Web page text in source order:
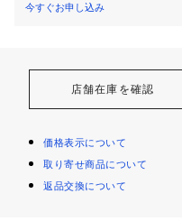
今すぐお申し込み
店舗在庫を確認
価格表示について
取り寄せ商品について
返品交換について